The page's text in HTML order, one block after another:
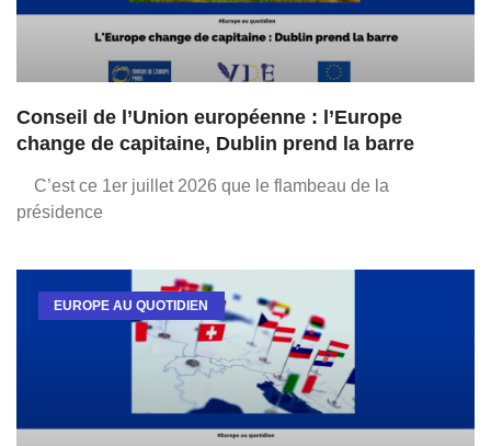
Conseil de l’Union européenne : l’Europe
change de capitaine, Dublin prend la barre
C’est ce 1er juillet 2026 que le flambeau de la
présidence
EUROPE AU QUOTIDIEN